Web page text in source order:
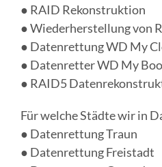
● RAID Rekonstruktion
● Wiederherstellung von
● Datenrettung WD My
● Datenretter WD My
● RAID5
Für welche Städte wir in
● Datenrettung Traun
● Datenrettung Freistadt